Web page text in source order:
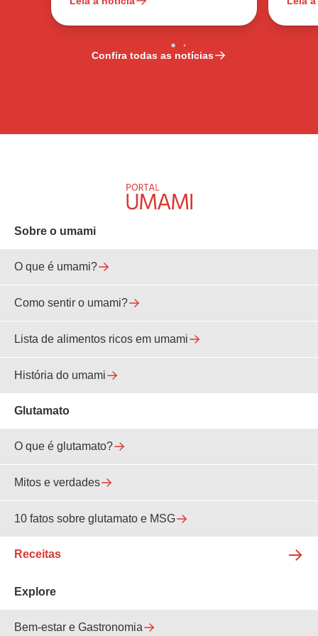
Confira todas as notícias
Sobre o umami
O que é umami?
Como sentir o umami?
Lista de alimentos ricos em umami
História do umami
Glutamato
O que é glutamato?
Mitos e verdades
10 fatos sobre glutamato e MSG
Receitas
Explore
Bem-estar e Gastronomia